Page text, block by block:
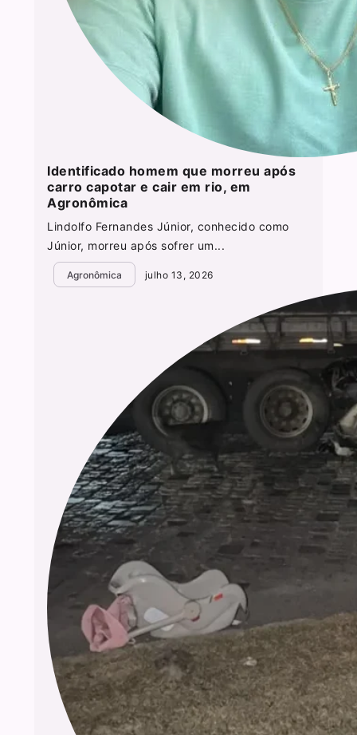
Identificado homem que morreu após
carro capotar e cair em rio, em
Agronômica
Lindolfo Fernandes Júnior, conhecido como
Júnior, morreu após sofrer um...
Agronômica julho 13, 2026